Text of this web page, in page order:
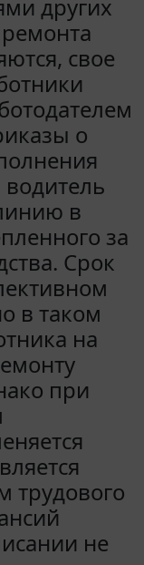
других
свое
о
в
за
Срок
в таком
на
при
трудового
не